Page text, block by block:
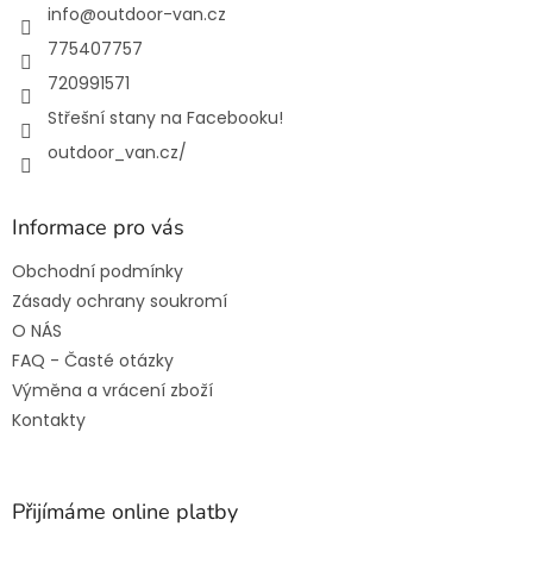
info@outdoor-van.cz
775407757
720991571
Střešní stany na Facebooku!
outdoor_van.cz/
Informace pro vás
Obchodní podmínky
Zásady ochrany soukromí
O NÁS
FAQ - Časté otázky
Výměna a vrácení zboží
Kontakty
Přijímáme online platby